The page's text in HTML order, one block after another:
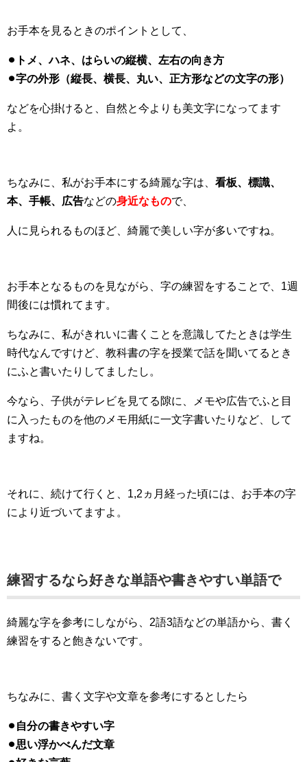
お手本を見るときのポイントとして、
⚫︎トメ、ハネ、はらいの縦横、左右の向き方
⚫︎字の外形（縦長、横長、丸い、正方形などの文字の形）
などを心掛けると、自然と今よりも美文字になってます
よ。
ちなみに、私がお手本にする綺麗な字は、 看板、標識、
本、手帳、広告などの身近なもので、
人に見られるものほど、綺麗で美しい字が多いですね。
お手本となるものを見ながら、字の練習をすることで、1週
間後には慣れてます。
ちなみに、私がきれいに書くことを意識してたときは学生
時代なんですけど、教科書の字を授業で話を聞いてるとき
にふと書いたりしてましたし。
今なら、子供がテレビを見てる隙に、メモや広告でふと目
に入ったものを他のメモ用紙に一文字書いたりなど、して
ますね。
それに、続けて行くと、1,2ヵ月経った頃には、お手本の字
により近づいてますよ。
練習するなら好きな単語や書きやすい単語で
綺麗な字を参考にしながら、2語3語などの単語から、書く
練習をすると飽きないです。
ちなみに、書く文字や文章を参考にするとしたら
⚫︎自分の書きやすい字
⚫︎思い浮かべんだ文章